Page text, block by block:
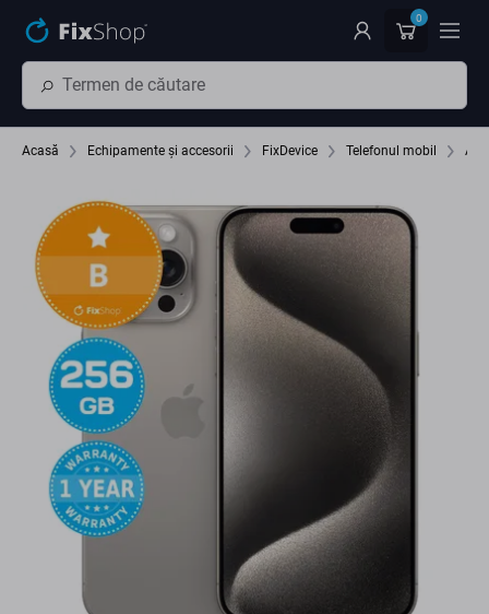
0
Acasă Echipamente și accesorii FixDevice Telefonul mobil